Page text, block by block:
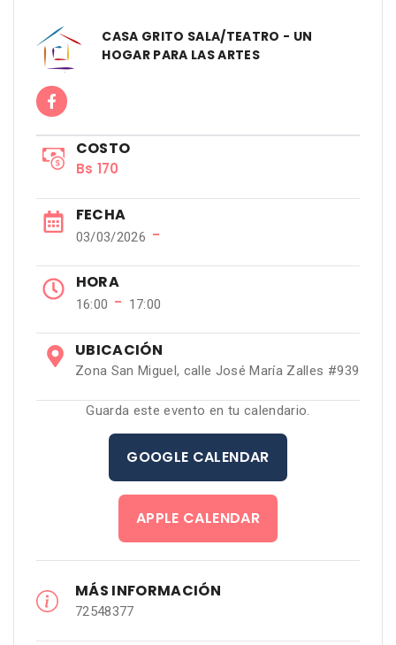
CASA GRITO SALA/TEATRO - UN
HOGAR PARA LAS ARTES
COSTO
Bs 170
FECHA
03/03/2026 −
HORA
16:00 − 17:00
UBICACIÓN
Zona San Miguel, calle José María Zalles #939
Guarda este evento en tu calendario.
GOOGLE CALENDAR
APPLE CALENDAR
MÁS INFORMACIÓN
72548377